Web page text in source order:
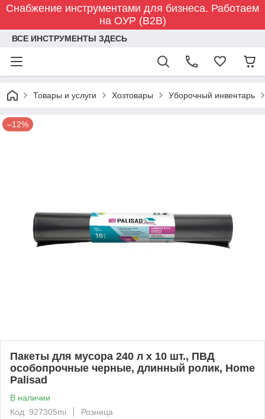
Снабжение инструментами для бизнеса. Работаем
на ОУР (B2B)
ВСЕ ИНСТРУМЕНТЫ ЗДЕСЬ
Товары и услуги Хозтовары Уборочный инвентарь
–12%
Пакеты для мусора 240 л x 10 шт., ПВД
особопрочные черные, длинный ролик, Home
Palisad
В наличии
Код: 927305mi
Розница